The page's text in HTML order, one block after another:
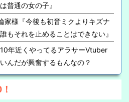
普通の女の子』
家様『今後も初音ミクよりキズナ
もそれを止めることはできない』
10年近くやってるアラサーVtuber
んだが興奮するもんなの？